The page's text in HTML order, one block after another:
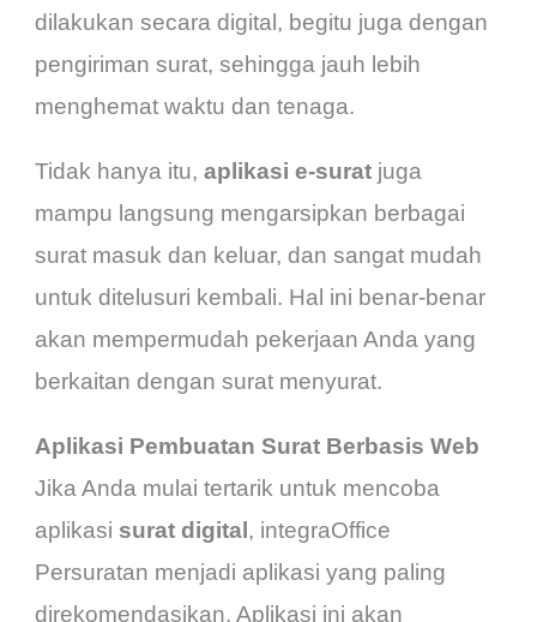
dilakukan secara digital, begitu juga dengan
pengiriman surat, sehingga jauh lebih
menghemat waktu dan tenaga.
Tidak hanya itu,aplikasi e-surat juga
mampu langsung mengarsipkan berbagai
surat masuk dan keluar, dan sangat mudah
untuk ditelusuri kembali. Hal ini benar-benar
akan mempermudah pekerjaan Anda yang
berkaitan dengan surat menyurat.
Aplikasi Pembuatan Surat Berbasis Web
Jika Anda mulai tertarik untuk mencoba
aplikasi surat digital, integraOffice
Persuratan menjadi aplikasi yang paling
direkomendasikan. Aplikasi ini akan